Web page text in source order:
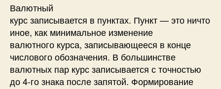
Валютный
курс записывается в пунктах. Пункт — это ничто
иное, как минимальное изменение
валютного курса, записывающееся в конце
числового обозначения. В большинстве
валютных пар курс записывается с точностью
до 4-го знака после запятой. Формирование